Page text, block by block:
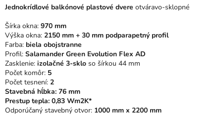
Jednokrídlové balkónové plastové dvere otváravo-sklopné
Šírka okna: 970 mm
Výška okna: 2150 mm + 30 mm podparapetný profil
Farba: biela obojstranne
Profil: Salamander Green Evolution Flex AD
Zasklenie: izolačné 3-sklo so šírkou 44 mm
Počet komôr: 5
Počet tesnení: 2
Stavebná hĺbka: 76 mm
Prestup tepla: 0,83 Wm2K*
Odporúčaný stavebný otvor: 1000 mm x 2200 mm
z
hviezdičiek.